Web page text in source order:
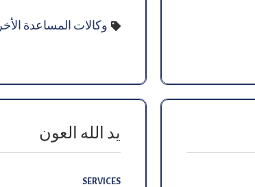
وكالات المساعدة
يد الله العون
SERVICES